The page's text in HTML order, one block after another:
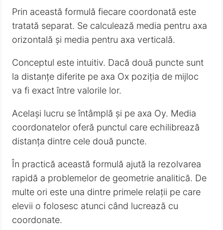
Prin această formulă fiecare coordonată este
tratată separat. Se calculează media pentru axa
orizontală și media pentru axa verticală.
Conceptul este intuitiv. Dacă două puncte sunt
la distanțe diferite pe axa Ox poziția de mijloc
va fi exact între valorile lor.
Același lucru se întâmplă și pe axa Oy. Media
coordonatelor oferă punctul care echilibrează
distanța dintre cele două puncte.
În practică această formulă ajută la rezolvarea
rapidă a problemelor de geometrie analitică. De
multe ori este una dintre primele relații pe care
elevii o folosesc atunci când lucrează cu
coordonate.